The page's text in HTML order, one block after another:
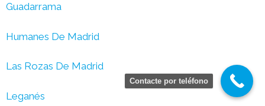
Guadarrama
Humanes De Madrid
Las Rozas De Madrid
Leganés
Contacte por teléfono